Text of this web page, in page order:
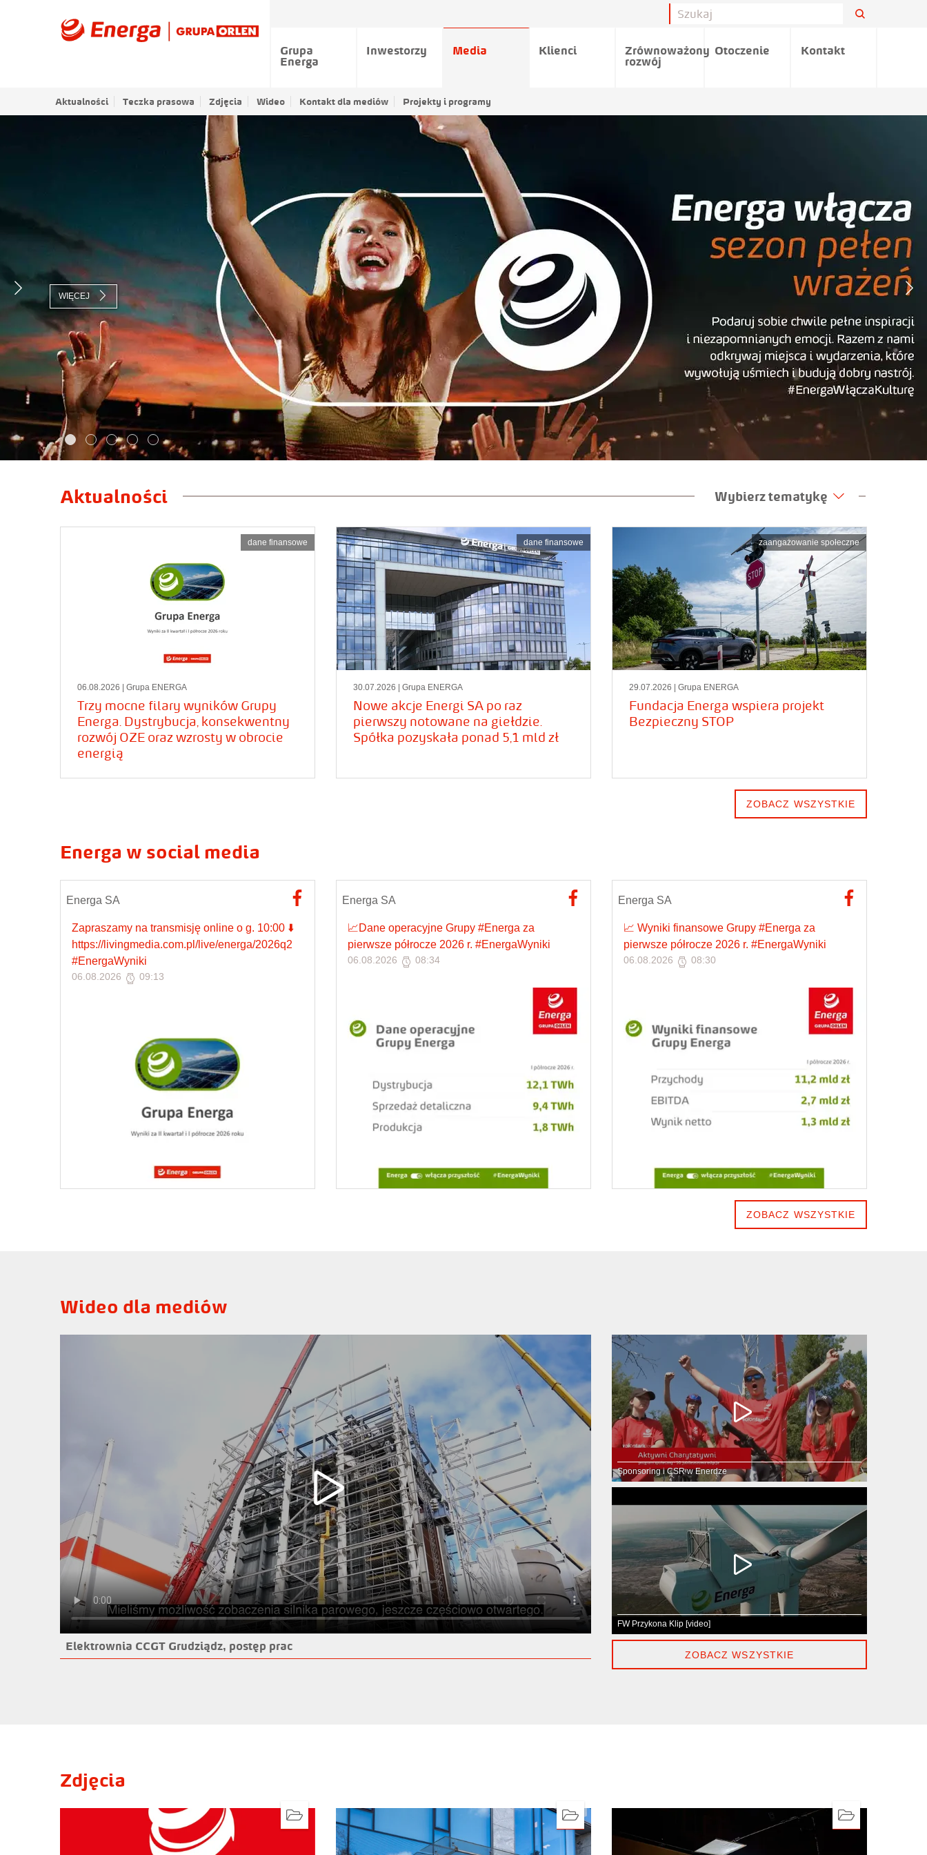
Grupa
Energa
Inwestorzy Media
Aktualności Teczka prasowa Zdjęcia Wideo Kontakt dla mediów Projekty i programy
Klienci
Zrównoważony
rozwój
Otoczenie Kontakt
WIĘCEJ
Aktualności Wybierz tematykę
dane finansowe
06.08.2026 | Grupa ENERGA
Trzy mocne filary wyników Grupy
Energa. Dystrybucja, konsekwentny
rozwój OZE oraz wzrosty w obrocie
energią
dane finansowe
30.07.2026 | Grupa ENERGA
Nowe akcje Energi SA po raz
pierwszy notowane na giełdzie.
Spółka pozyskała ponad 5,1 mld zł
zaangażowanie społeczne
29.07.2026 | Grupa ENERGA
Fundacja Energa wspiera projekt
Bezpieczny STOP
ZOBACZ WSZYSTKIE
Energa w social media
Energa SA
Zapraszamy na transmisję online o g. 10:00 ⬇️
https://livingmedia.com.pl/live/energa/2026q2
#EnergaWyniki
06.08.2026 09:13
Energa SA
📈Dane operacyjne Grupy #Energa za
pierwsze półrocze 2026 r. #EnergaWyniki
06.08.2026 08:34
Energa SA
📈 Wyniki finansowe Grupy #Energa za
pierwsze półrocze 2026 r. #EnergaWyniki
06.08.2026 08:30
ZOBACZ WSZYSTKIE
Wideo dla mediów
Elektrownia CCGT Grudziądz, postęp prac
Sponsoring i CSR w Enerdze
FW Przykona Klip [video]
ZOBACZ WSZYSTKIE
Zdjęcia